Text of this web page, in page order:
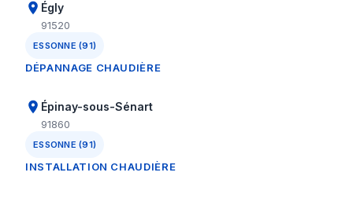
Égly
91520
ESSONNE (91)
DÉPANNAGE CHAUDIÈRE
Épinay-sous-Sénart
91860
ESSONNE (91)
INSTALLATION CHAUDIÈRE